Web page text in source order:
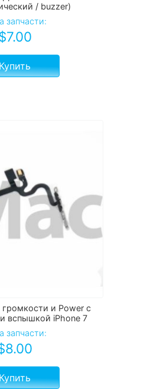
/ buzzer)
запчасти:
7.00
и Power с
вспышкой iPhone 7
запчасти:
8.00